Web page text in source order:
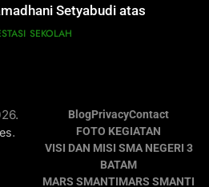
Setyabudi atas
meraih Medali Emas
SEKOLAH
3 BATAM!
.
BlogPrivacyContact
FOTO KEGIATAN
VISI DAN MISI SMA NEGERI 3
BATAM
MARS SMANTIMARS SMANTI